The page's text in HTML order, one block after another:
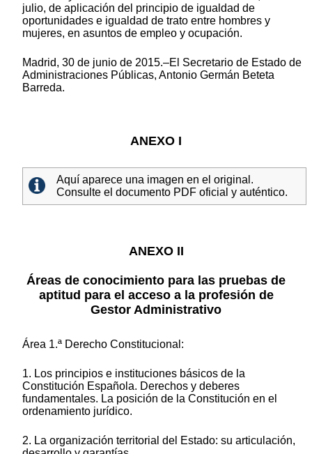
julio, de aplicación del principio de igualdad de
oportunidades e igualdad de trato entre hombres y
mujeres, en asuntos de empleo y ocupación.
Madrid, 30 de junio de 2015.–El Secretario de Estado de
Administraciones Públicas, Antonio Germán Beteta
Barreda.
ANEXO I
Aquí aparece una imagen en el original.
Consulte el documento PDF oficial y auténtico.
ANEXO II
Áreas de conocimiento para las pruebas de
aptitud para el acceso a la profesión de
Gestor Administrativo
Área 1.ª Derecho Constitucional:
1. Los principios e instituciones básicos de la
Constitución Española. Derechos y deberes
fundamentales. La posición de la Constitución en el
ordenamiento jurídico.
2. La organización territorial del Estado: su articulación,